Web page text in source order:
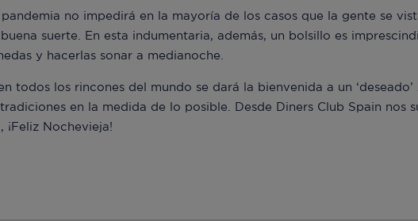
no impedirá en la mayoría de los casos que la gente se
suerte. En esta indumentaria, además, un bolsillo es
y hacerlas sonar a medianoche.
todos los rincones del mundo se dará la bienvenida a un
en la medida de lo posible. Desde Diners Club Spain nos
¡Feliz Nochevieja!